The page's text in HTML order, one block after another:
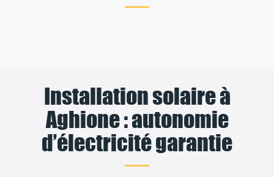
Installation solaire à
Aghione : autonomie
d’électricité garantie